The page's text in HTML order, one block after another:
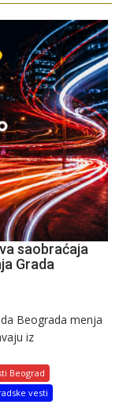
saobraćaja
Grada
Beograda menja
iz
Beograd
vesti